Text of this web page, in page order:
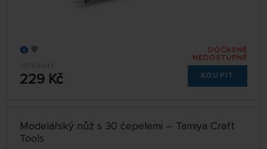
79769943
229 Kč
DOČASNĚ
NEDOSTUPNÉ
KOUPIT
Modelářský nůž s 30 čepelemi – Tamiya Craft
Tools